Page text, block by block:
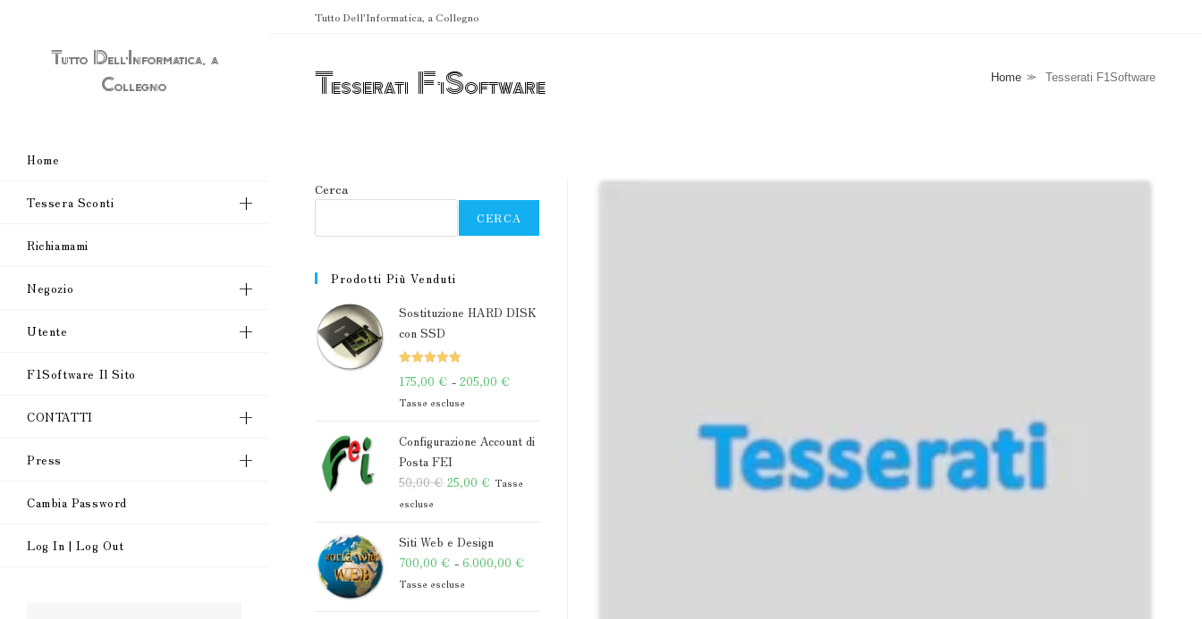
Tutto Dell'Informatica, a Collegno
Tutto Dell'Informatica, a
Collegno
Home
Tessera Sconti
Richiamami
Negozio
Utente
F1Software Il Sito
CONTATTI
Press
Cambia Password
Log In | Log Out
Tesserati F1Software Home ⪼ Tesserati F1Software
Cerca
CERCA
Prodotti Più Venduti
Sostituzione HARD DISK
con SSD
175,00€ - 205,00€
da
a
Tasse escluse
Configurazione Account di
Posta FEI
50,00€ Il
era:
50,00 €.
25,00€ Il
è:
25,00 €.
Tasse
escluse
Siti Web e Design
700,00€ - 6.000,00€
Tasse escluse